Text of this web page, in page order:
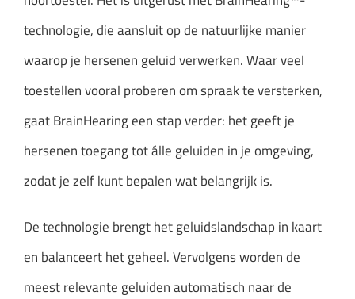
technologie, die aansluit op de natuurlijke manier
waarop je hersenen geluid verwerken. Waar veel
toestellen vooral proberen om spraak te versterken,
gaat BrainHearing een stap verder: het geeft je
hersenen toegang tot álle geluiden in je omgeving,
zodat je zelf kunt bepalen wat belangrijk is.
De technologie brengt het geluidslandschap in kaart
en balanceert het geheel. Vervolgens worden de
meest relevante geluiden automatisch naar de